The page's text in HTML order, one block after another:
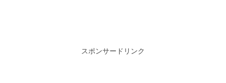
スポンサードリンク